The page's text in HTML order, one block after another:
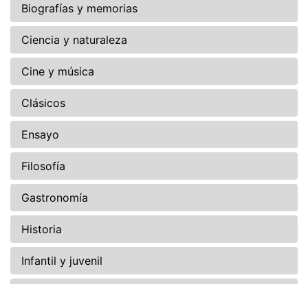
Biografías y memorias
Ciencia y naturaleza
Cine y música
Clásicos
Ensayo
Filosofía
Gastronomía
Historia
Infantil y juvenil